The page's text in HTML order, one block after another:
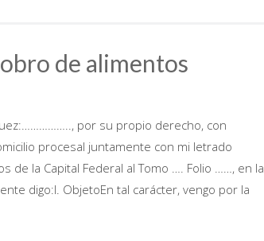
de alimentos
Juez:…………….., por su propio derecho, con
procesal juntamente con mi letrado
la Capital Federal al Tomo …. Folio ……, en la
digo:I. ObjetoEn tal carácter, vengo por la